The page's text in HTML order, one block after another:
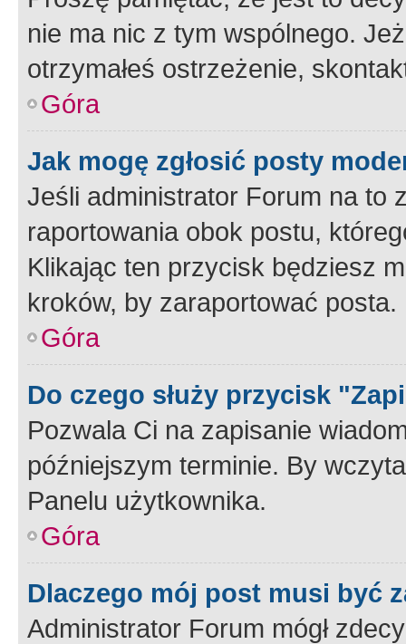
nie ma nic z tym wspólnego.
otrzymałeś ostrzeżenie,
Góra
Jak mogę zgłosić posty
Jeśli administrator Forum na to
raportowania obok postu,
Klikając ten przycisk będziesz
kroków, by zaraportować posta.
Góra
Do czego służy przycisk
Pozwala Ci na zapisanie
późniejszym terminie. By
Panelu użytkownika.
Góra
Dlaczego mój post musi być
Administrator Forum mógł